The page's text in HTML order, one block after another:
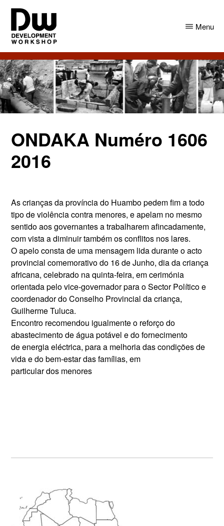
Skip
main
content
Skip
primary
sidebar
DW
Angola
Development
Workshop
Angola
Menu
ONDAKA Numéro 1606
2016
As crianças da província do Huambo pedem fim a todo
tipo de violência contra menores, e apelam no mesmo
sentido aos governantes a trabalharem afincadamente,
com vista a diminuir também os conflitos nos lares.
O apelo consta de uma mensagem lida durante o acto
provincial comemorativo do 16 de Junho, dia da criança
africana, celebrado na quinta-feira, em cerimónia
orientada pelo vice-governador para o Sector Político e
coordenador do Conselho Provincial da criança,
Guilherme Tuluca.
Encontro recomendou igualmente o reforço do
abastecimento de água potável e do fornecimento
de energia eléctrica, para a melhoria das condições de
vida e do bem-estar das famílias, em
particular dos menores
Primary
Sidebar